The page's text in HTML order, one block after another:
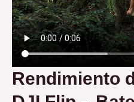
Rendimiento